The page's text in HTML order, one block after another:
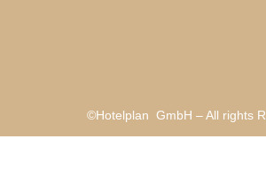
©Hotelplan GmbH – All rights